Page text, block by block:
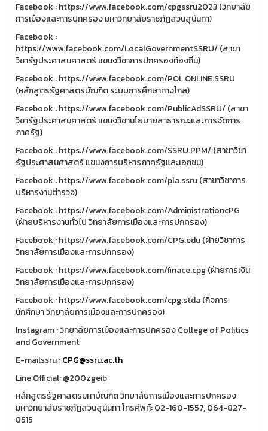
Facebook : https://www.facebook.com/cpgssru2023 (วิทยาลัย
การเมืองและการปกครอง มหาวิทยาลัยราชภัฏสวนสุนันทา)
Facebook :
https://www.facebook.com/LocalGovernmentSSRU/ (สาขา
วิชารัฐประศาสนศาสตร์ แขนงวิชาการปกครองท้องถิ่น)
Facebook : https://www.facebook.com/POL.ONLINE.SSRU
(หลักสูตรรัฐศาสตรบัณฑิต ระบบการศึกษาทางไกล)
Facebook : https://www.facebook.com/PublicAdSSRU/ (สาขา
วิชารัฐประศาสนศาสตร์ แขนงวิชานโยบายสาธารณะและการจัดการ
ภาครัฐ)
Facebook : https://www.facebook.com/SSRU.PPM/ (สาขาวิชา
รัฐประศาสนศาสตร์ แขนงการบริหารภาครัฐและเอกชน)
Facebook : https://www.facebook.com/pla.ssru (สาขาวิชาการ
บริหารงานตำรวจ)
Facebook : https://www.facebook.com/AdministrationcPG
(ฝ่ายบริหารงานทั่วไป วิทยาลัยการเมืองและการปกครอง)
Facebook : https://www.facebook.com/CPG.edu (ฝ่ายวิชาการ
วิทยาลัยการเมืองและการปกครอง)
Facebook : https://www.facebook.com/finace.cpg (ฝ่ายการเงิน
วิทยาลัยการเมืองและการปกครอง)
Facebook : https://www.facebook.com/cpg.stda (กิจการ
นักศึกษา วิทยาลัยการเมืองและการปกครอง)
Instagram : วิทยาลัยการเมืองและการปกครอง College of Politics
and Government
E-mailssru :CPG@ssru.ac.th
Line Official: @200zgeib
หลักสูตรรัฐศาสตรมหาบัณฑิต วิทยาลัยการเมืองและการปกครอง
มหาวิทยาลัยราชภัฏสวนสุนันทา โทรศัพท์: 02-160-1557, 064-827-
8515